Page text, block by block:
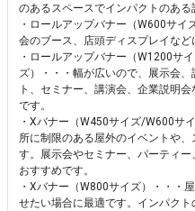
のあるスペースでインパクトのある
・ロールアップバナー（W600サ
会のブース、店頭ディスプレイなど
・ロールアップバナー（W1200サ
ズ）・・・幅が広いので、展示会
ト、セミナー、講演会、企業説明
です。
・Xバナー（W450サイズ/W600サ
所に制限のある屋外のイベントや
す。展示会やセミナー、パーティ
おすすめです。
・Xバナー（W800サイズ）・・・
せたい場合に最適です。インパクト